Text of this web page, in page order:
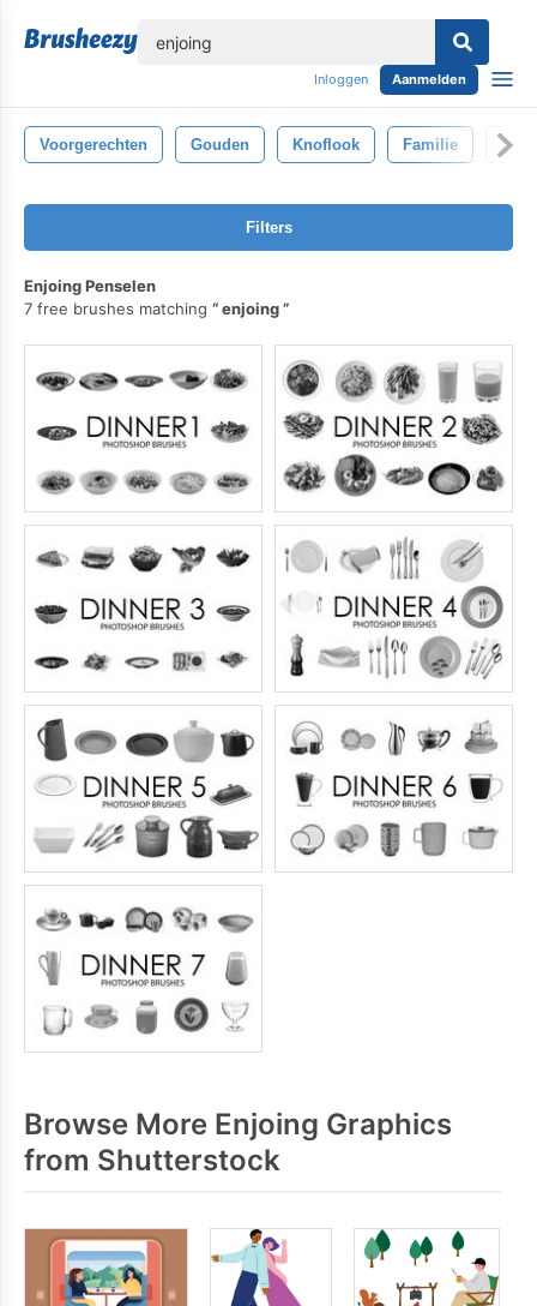
Inloggen Aanmelden
Voorgerechten Gouden Knoflook Familie
Filters
Enjoing Penselen
7 free brushes matching
enjoing
Browse More Enjoing Graphics
from Shutterstock